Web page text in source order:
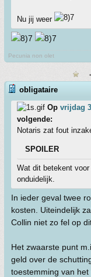
Nu jij weer
Pecunia non olet
obligataire
Op vrijdag
volgende:
Notaris zat fout
SPOILER
Wat dit betekent
onduidelijk.
In ieder geval twee
kosten. Uiteindelijk
Collin niet zo fel op
Het zwaarste punt
geld over de
toestemming van